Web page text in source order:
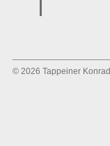
© 2026 Tappeiner Konrad